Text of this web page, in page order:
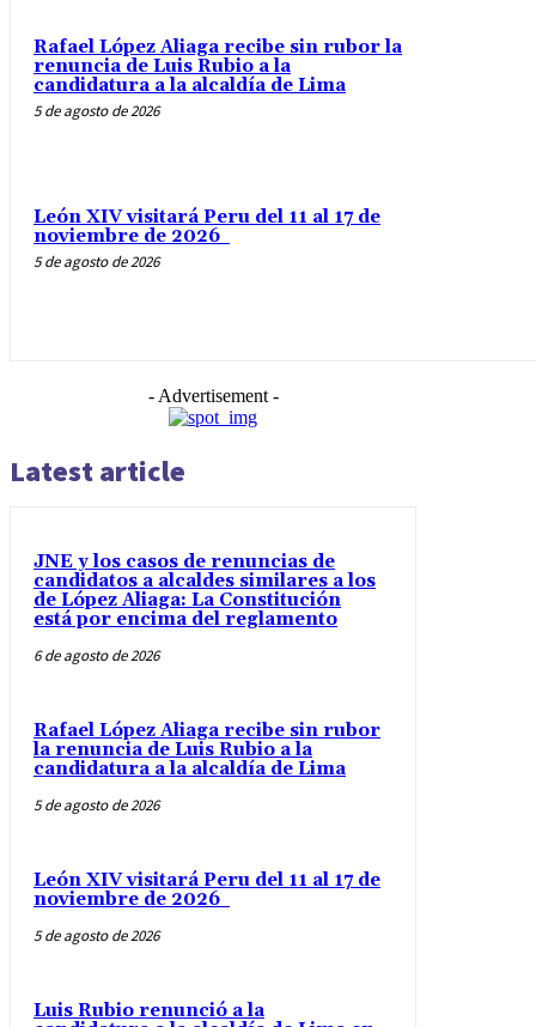
Rafael López Aliaga recibe sin rubor la
renuncia de Luis Rubio a la
candidatura a la alcaldía de Lima
5 de agosto de 2026
León XIV visitará Peru del 11 al 17 de
noviembre de 2026
5 de agosto de 2026
- Advertisement -
Latest article
JNE y los casos de renuncias de
candidatos a alcaldes similares a los
de López Aliaga: La Constitución
está por encima del reglamento
6 de agosto de 2026
Rafael López Aliaga recibe sin rubor
la renuncia de Luis Rubio a la
candidatura a la alcaldía de Lima
5 de agosto de 2026
León XIV visitará Peru del 11 al 17 de
noviembre de 2026
5 de agosto de 2026
Luis Rubio renunció a la